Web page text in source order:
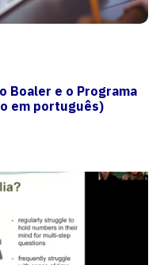
Boaler e o Programa
em português)